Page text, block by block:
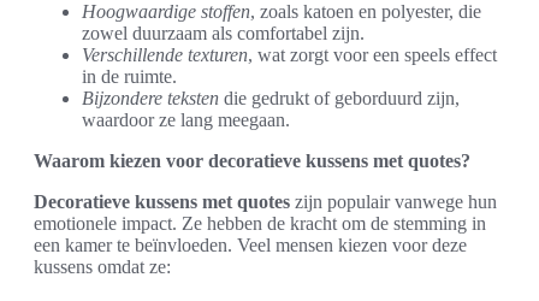
Hoogwaardige stoffen, zoals katoen en polyester, die
zowel duurzaam als comfortabel zijn.
Verschillende texturen, wat zorgt voor een speels effect
in de ruimte.
Bijzondere teksten die gedrukt of geborduurd zijn,
waardoor ze lang meegaan.
Waarom kiezen voor decoratieve kussens met quotes?
Decoratieve kussens met quotes zijn populair vanwege hun
emotionele impact. Ze hebben de kracht om de stemming in
een kamer te beïnvloeden. Veel mensen kiezen voor deze
kussens omdat ze: